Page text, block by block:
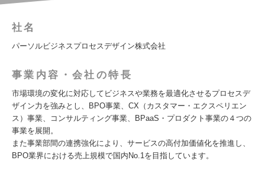
社名
パーソルビジネスプロセスデザイン株式会社
事業内容・会社の特長
市場環境の変化に対応してビジネスや業務を最適化させるプロセスデ
ザイン力を強みとし、BPO事業、CX（カスタマー・エクスペリエン
ス）事業、コンサルティング事業、BPaaS・プロダクト事業の４つの
事業を展開。
また事業部間の連携強化により、サービスの高付加価値化を推進し、
BPO業界における売上規模で国内No.1を目指しています。